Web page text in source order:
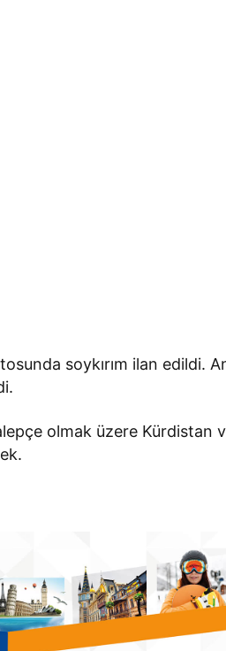
soykırım ilan edildi.
olmak üzere Kürdistan